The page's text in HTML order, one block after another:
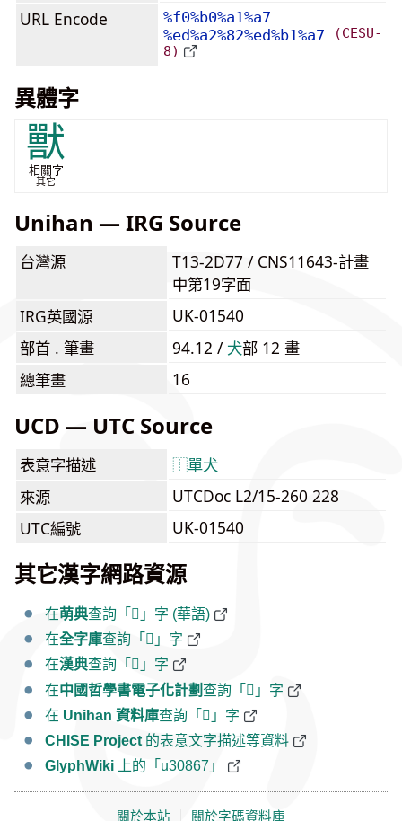
URL Encode
%f0%b0%a1%a7
%ed%a2%82%ed%b1%a7
(CESU-
8)
異體字
獸
相關字
其它
Unihan — IRG Source
台灣源
T13-2D77 / CNS11643-計畫
中第19字面
IRG英國源
UK-01540
部首 . 筆畫
94.12 / ⽝部 12 畫
總筆畫
16
UCD — UTC Source
表意字描述 ⿰單犬
來源
UTCDoc L2/15-260 228
UTC編號
UK-01540
其它漢字網路資源
在萌典查詢「𰡧」字 (華語)
在全字庫查詢「𰡧」字
在漢典查詢「𰡧」字
在中國哲學書電子化計劃查詢「𰡧」字
在 Unihan 資料庫查詢「𰡧」字
CHISE Project 的表意文字描述等資料
GlyphWiki 上的「u30867」
關於本站 關於字碼資料庫